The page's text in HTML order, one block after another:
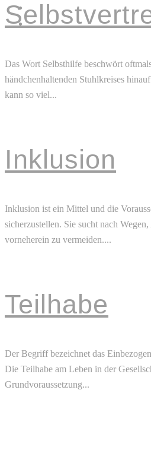
KOOPERATIONEN
KONTAKT
Das Wort Selbsthilfe beschwört
händchenhaltenden Stuhlkreises
kann so viel...
Inklusion
Inklusion ist ein Mittel und die
sicherzustellen. Sie sucht nach
vorneherein zu vermeiden....
Teilhabe
Der Begriff bezeichnet das
Die Teilhabe am Leben in der
Grundvoraussetzung...